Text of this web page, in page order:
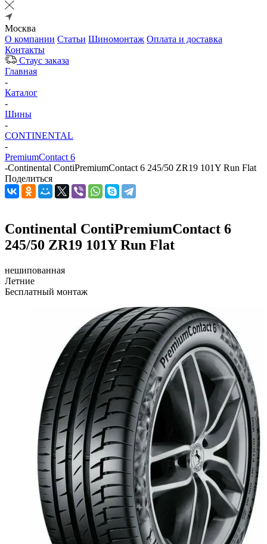
Москва
О компании Статьи Шиномонтаж Оплата и доставка
Контакты
Стаус заказа
Главная
-
Каталог
-
Шины
-
CONTINENTAL
-
PremiumContact 6
-Continental ContiPremiumContact 6 245/50 ZR19 101Y Run Flat
Поделиться
Continental ContiPremiumContact 6
245/50 ZR19 101Y Run Flat
нешипованная
Летние
Бесплатный монтаж